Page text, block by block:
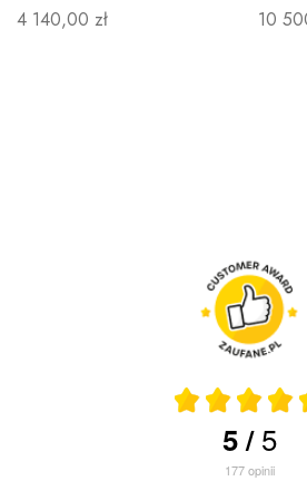
4 140,00 zł 10
5/5
177opinii